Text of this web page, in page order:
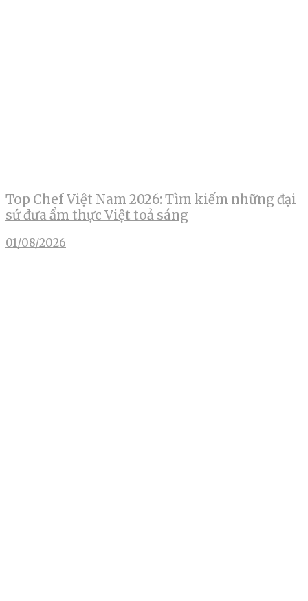
Top Chef Việt Nam 2026: Tìm kiếm những đại
sứ đưa ẩm thực Việt toả sáng
01/08/2026